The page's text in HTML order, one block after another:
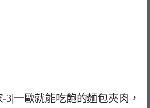
3|一歐就能吃飽的麵包夾肉，